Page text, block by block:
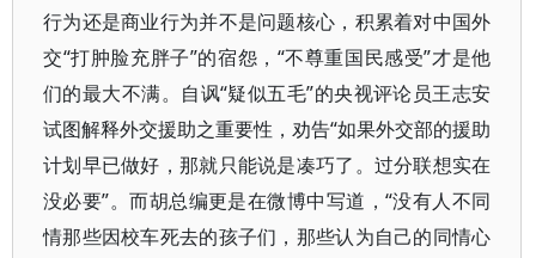
行为还是商业行为并不是问题核心，积累着对中国外
交“打肿脸充胖子”的宿怨，“不尊重国民感受”才是他
们的最大不满。自讽“疑似五毛”的央视评论员王志安
试图解释外交援助之重要性，劝告“如果外交部的援助
计划早已做好，那就只能说是凑巧了。过分联想实在
没必要”。而胡总编更是在微博中写道，“没有人不同
情那些因校车死去的孩子们，那些认为自己的同情心